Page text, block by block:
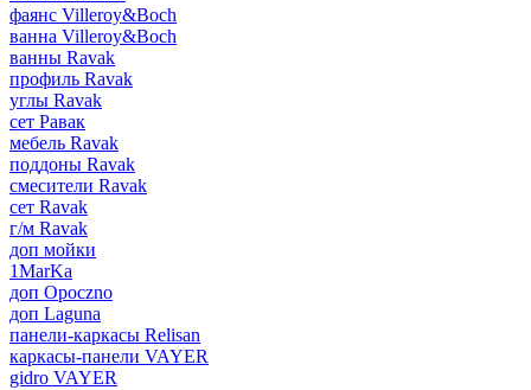
фаянс Villeroy&Boch
ванна Villeroy&Boch
ванны Ravak
профиль Ravak
углы Ravak
сет Равак
мебель Ravak
поддоны Ravak
смесители Ravak
сет Ravak
г/м Ravak
доп мойки
1MarKa
доп Opoczno
доп Laguna
панели-каркасы Relisan
каркасы-панели VAYER
gidro VAYER